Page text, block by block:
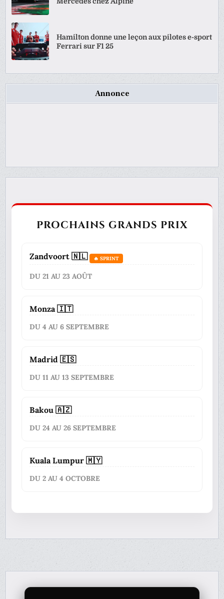
Hamilton donne une leçon aux pilotes e-sport
Ferrari sur F1 25
Annonce
PROCHAINS GRANDS PRIX
Zandvoort 🇳🇱 🔥 SPRINT
DU 21 AU 23 AOÛT
Monza 🇮🇹
DU 4 AU 6 SEPTEMBRE
Madrid 🇪🇸
DU 11 AU 13 SEPTEMBRE
Bakou 🇦🇿
DU 24 AU 26 SEPTEMBRE
Kuala Lumpur 🇲🇾
DU 2 AU 4 OCTOBRE